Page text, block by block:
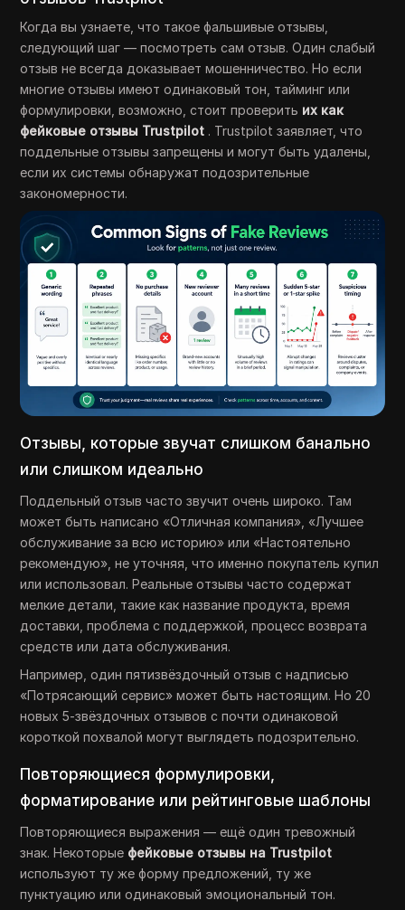
Когда вы узнаете, что такое фальшивые отзывы,
следующий шаг — посмотреть сам отзыв. Один слабый
отзыв не всегда доказывает мошенничество. Но если
многие отзывы имеют одинаковый тон, тайминг или
формулировки, возможно, стоит проверить их как
фейковые отзывы Trustpilot . Trustpilot заявляет, что
поддельные отзывы запрещены и могут быть удалены,
если их системы обнаружат подозрительные
закономерности.
Отзывы, которые звучат слишком банально
или слишком идеально
Поддельный отзыв часто звучит очень широко. Там
может быть написано «Отличная компания», «Лучшее
обслуживание за всю историю» или «Настоятельно
рекомендую», не уточняя, что именно покупатель купил
или использовал. Реальные отзывы часто содержат
мелкие детали, такие как название продукта, время
доставки, проблема с поддержкой, процесс возврата
средств или дата обслуживания.
Например, один пятизвёздочный отзыв с надписью
«Потрясающий сервис» может быть настоящим. Но 20
новых 5-звёздочных отзывов с почти одинаковой
короткой похвалой могут выглядеть подозрительно.
Повторяющиеся формулировки,
форматирование или рейтинговые шаблоны
Повторяющиеся выражения — ещё один тревожный
знак. Некоторые фейковые отзывы на Trustpilot
используют ту же форму предложений, ту же
пунктуацию или одинаковый эмоциональный тон.